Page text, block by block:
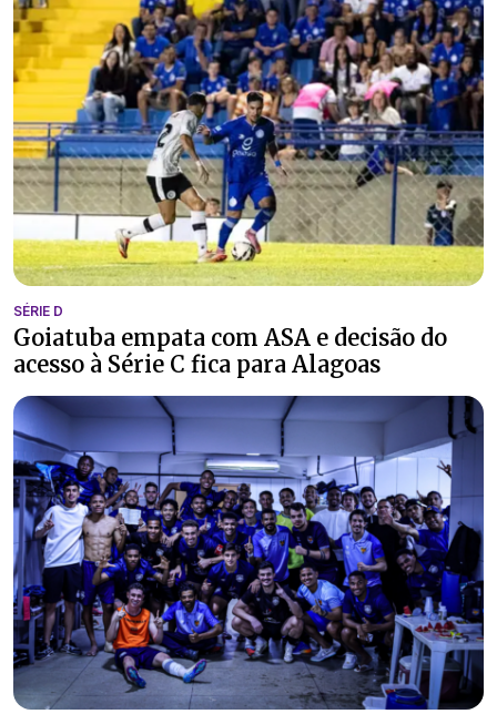
SÉRIE D
Goiatuba empata com ASA e decisão do
acesso à Série C fica para Alagoas